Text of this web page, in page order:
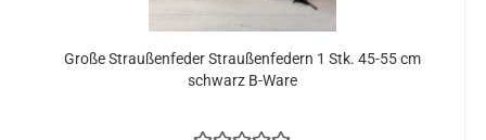
Große Straußenfeder Straußenfedern 1 Stk. 45-55 cm
schwarz B-Ware